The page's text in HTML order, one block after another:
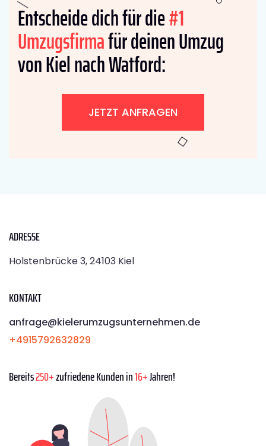
Entscheide dich für die#1
Umzugsfirmafür deinen Umzug
von Kiel nach Watford:
JETZT ANFRAGEN
ADRESSE
Holstenbrücke 3, 24103 Kiel
KONTAKT
anfrage@kielerumzugsunternehmen.de
+4915792632829
Bereits250+zufriedene Kunden in16+Jahren!